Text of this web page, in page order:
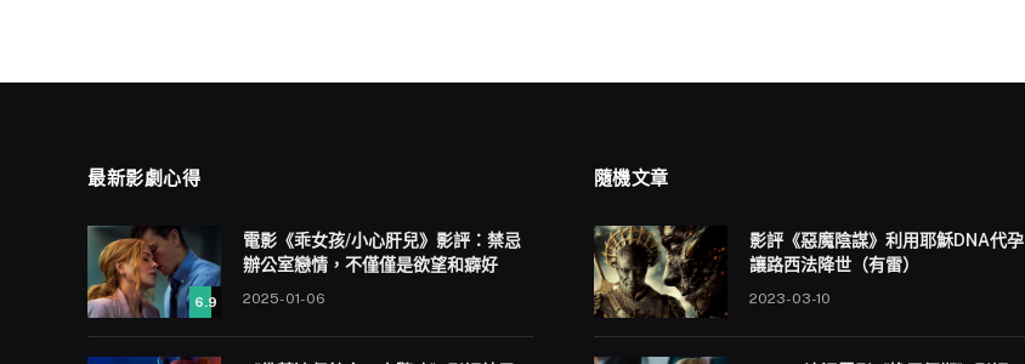
最新影劇心得
6.9
電影《乖女孩/小心肝兒》影評：禁忌
辦公室戀情，不僅僅是欲望和癖好
2025-01-06
隨機文章
影評《惡魔陰謀》利用耶穌DNA代孕
讓路西法降世（有雷）
2023-03-10